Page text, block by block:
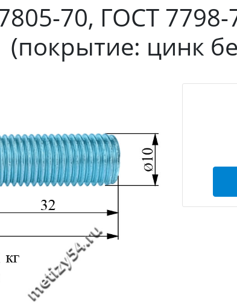
70, ГОСТ 7798-
(покрытие: цинк